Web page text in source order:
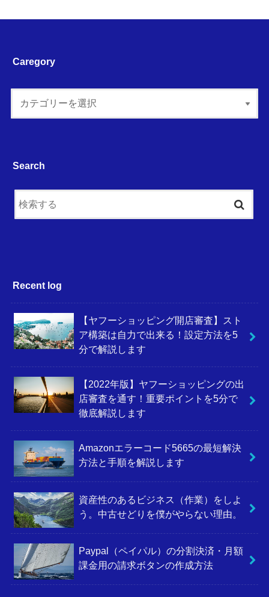
Caregory
Search
Recent log
【ヤフーショッピング開店審査】スト
ア構築は自力で出来る！設定方法を5
分で解説します
【2022年版】ヤフーショッピングの出
店審査を通す！重要ポイントを5分で
徹底解説します
Amazonエラーコード5665の最短解決
方法と手順を解説します
資産性のあるビジネス（作業）をしよ
う。中古せどりを僕がやらない理由。
Paypal（ペイパル）の分割決済・月額
課金用の請求ボタンの作成方法